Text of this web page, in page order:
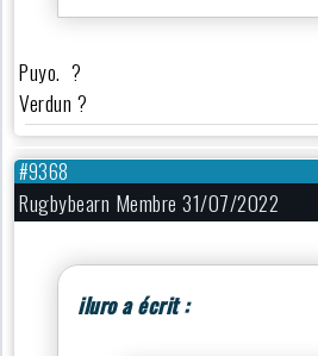
Puyo. ?
Verdun ?
#9368
Rugbybearn Membre 31/07/2022
iluro a écrit :